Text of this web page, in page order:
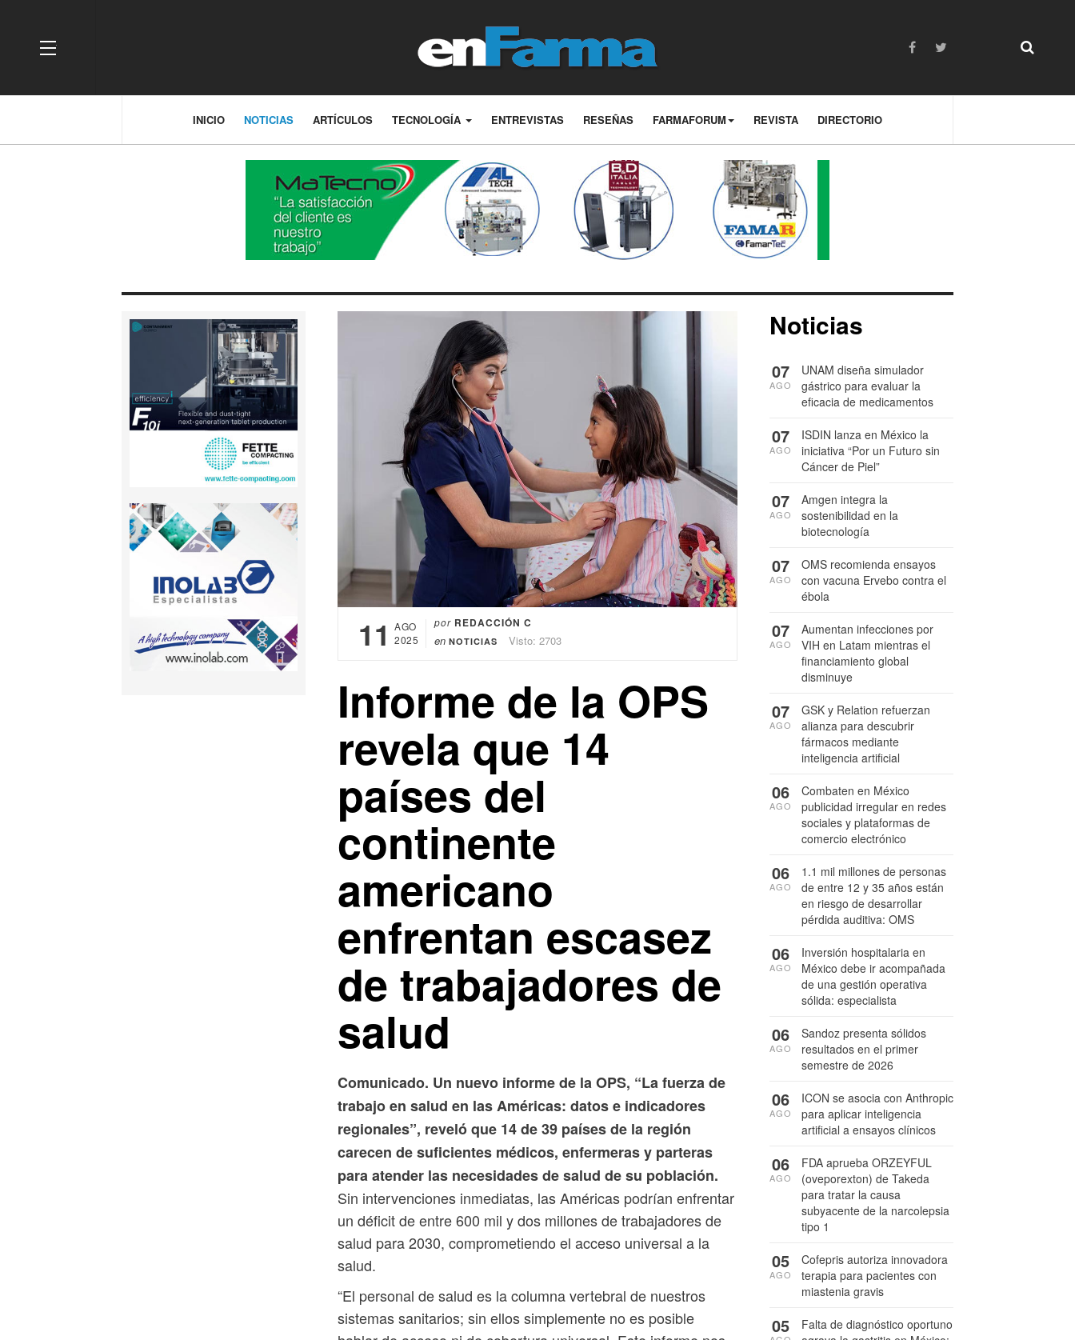
OFF CANVAS
INICIO NOTICIAS ARTÍCULOS TECNOLOGÍA ENTREVISTAS RESEÑAS FARMAFORUM REVISTA DIRECTORIO
11
AGO
2025
por REDACCIÓN C
en NOTICIAS Visto: 2703
Informe de la OPS
revela que 14
países del
continente
americano
enfrentan escasez
de trabajadores de
salud
Comunicado. Un nuevo informe de la OPS, “La fuerza de
trabajo en salud en las Américas: datos e indicadores
regionales”, reveló que 14 de 39 países de la región
carecen de suficientes médicos, enfermeras y parteras
para atender las necesidades de salud de su población.
Sin intervenciones inmediatas, las Américas podrían enfrentar
un déficit de entre 600 mil y dos millones de trabajadores de
salud para 2030, comprometiendo el acceso universal a la
salud.
“El personal de salud es la columna vertebral de nuestros
sistemas sanitarios; sin ellos simplemente no es posible
Noticias
UNAM diseña simulador
gástrico para evaluar la
eficacia de medicamentos
07
AGO
ISDIN lanza en México la
iniciativa “Por un Futuro sin
Cáncer de Piel”
07
AGO
Amgen integra la
sostenibilidad en la
biotecnología
07
AGO
OMS recomienda ensayos
con vacuna Ervebo contra el
ébola
07
AGO
Aumentan infecciones por
VIH en Latam mientras el
financiamiento global
disminuye
07
AGO
GSK y Relation refuerzan
alianza para descubrir
fármacos mediante
inteligencia artificial
07
AGO
Combaten en México
publicidad irregular en redes
sociales y plataformas de
comercio electrónico
06
AGO
1.1 mil millones de personas
de entre 12 y 35 años están
en riesgo de desarrollar
pérdida auditiva: OMS
06
AGO
Inversión hospitalaria en
México debe ir acompañada
de una gestión operativa
sólida: especialista
06
AGO
Sandoz presenta sólidos
resultados en el primer
semestre de 2026
06
AGO
ICON se asocia con Anthropic
para aplicar inteligencia
artificial a ensayos clínicos
06
AGO
FDA aprueba ORZEYFUL
(oveporexton) de Takeda
para tratar la causa
subyacente de la narcolepsia
tipo 1
06
AGO
Cofepris autoriza innovadora
terapia para pacientes con
miastenia gravis
05
AGO
Falta de diagnóstico oportuno
05